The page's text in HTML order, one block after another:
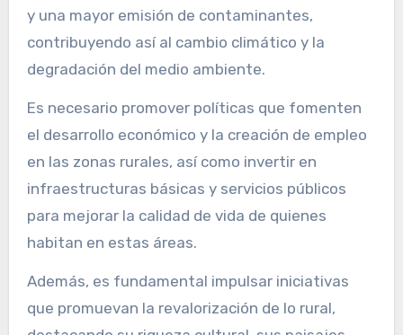
y una mayor emisión de contaminantes,
contribuyendo así al cambio climático y la
degradación del medio ambiente.
Es necesario promover políticas que fomenten
el desarrollo económico y la creación de empleo
en las zonas rurales, así como invertir en
infraestructuras básicas y servicios públicos
para mejorar la calidad de vida de quienes
habitan en estas áreas.
Además, es fundamental impulsar iniciativas
que promuevan la revalorización de lo rural,